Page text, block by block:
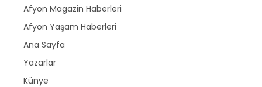
Afyon Magazin Haberleri
Afyon Yaşam Haberleri
Ana Sayfa
Yazarlar
Künye